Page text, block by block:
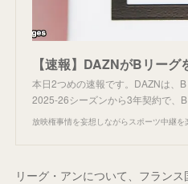
【速報】DAZNがBリーグ
本日2つめの速報です。DAZNは、B
2025-26シーズンから3年契約で、
放映権事情を妄想しながらスポーツ中継を
リーグ・アンについて、フラン